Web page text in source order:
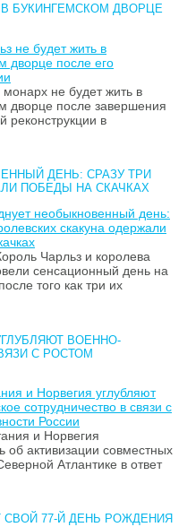
БУКИНГЕМСКОМ ДВОРЦЕ
не будет жить в
дворце после его
монарх не будет жить в
дворце после завершения
реконструкции в
ДЕНЬ: СРАЗУ ТРИ
ПОБЕДЫ НА СКАЧКАХ
необыкновенный день:
скакуна одержали
Чарльз и королева
сенсационный день на
того как три их
ВОЕННО-
С РОСТОМ
и Норвегия углубляют
сотрудничество в связи с
России
и Норвегия
об активизации совместных
Атлантике в ответ
77-Й ДЕНЬ РОЖДЕНИЯ